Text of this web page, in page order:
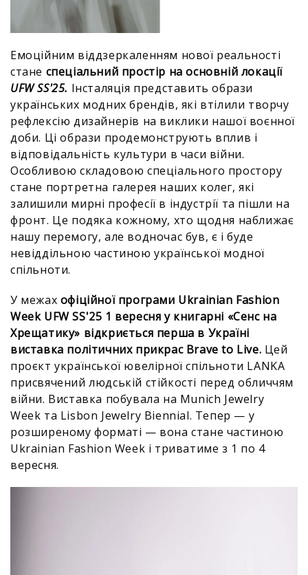
Емоційним віддзеркаленням нової реальності
стане спеціальний простір на основній локації
UFW SS'25. Інсталяція представить образи
українських модних брендів, які втілили творчу
рефлексію дизайнерів на виклики нашої воєнної
доби. Ці образи продемонструють вплив і
відповідальність культури в часи війни.
Особливою складовою спеціального простору
стане портретна галерея наших колег, які
залишили мирні професії в індустрії та пішли на
фронт. Це подяка кожному, хто щодня наближає
нашу перемогу, але водночас був, є і буде
невіддільною частиною української модної
спільноти.
У межах офіційної програми Ukrainian Fashion
Week UFW SS'25 1 вересня у книгарні «Сенс на
Хрещатику» відкриється перша в Україні
виставка політичних прикрас Brave to Live. Цей
проєкт української ювелірної спільноти LANKA
присвячений людській стійкості перед обличчям
війни. Виставка побувала на Munich Jewelry
Week та Lisbon Jewelry Biennial. Тепер — у
розширеному форматі — вона стане частиною
Ukrainian Fashion Week і триватиме з 1 по 4
вересня.